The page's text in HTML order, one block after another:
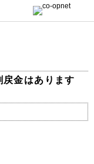
金はあります